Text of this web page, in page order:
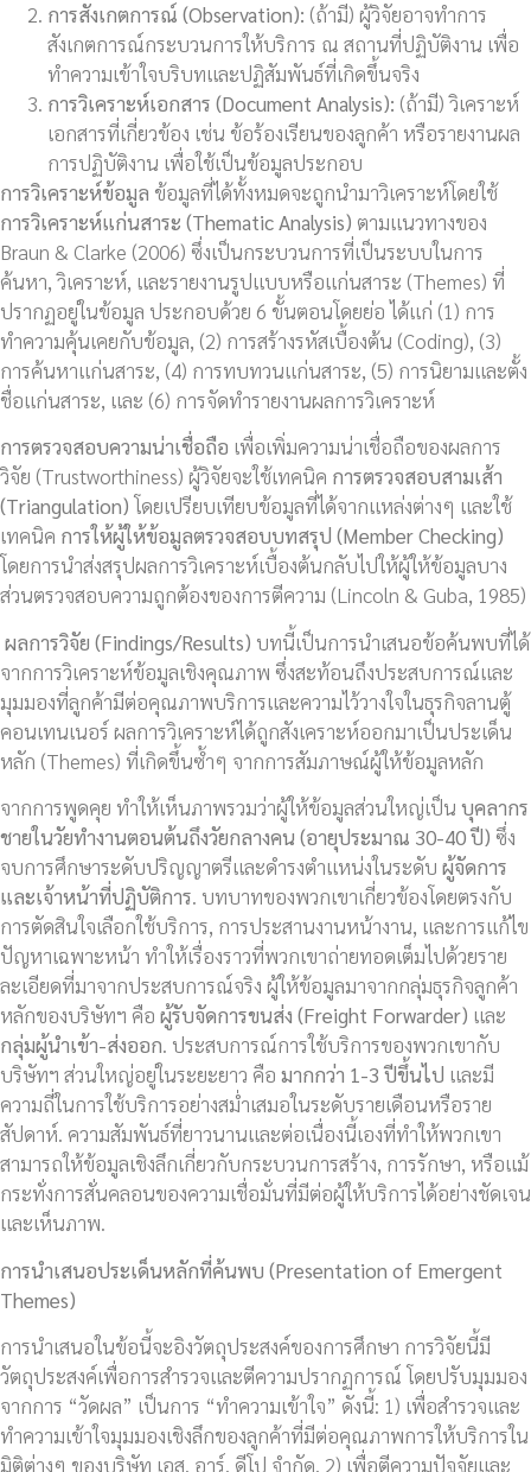
การสังเกตการณ์ (Observation): (ถ้ามี) ผู้วิจัยอาจทำการ
สังเกตการณ์กระบวนการให้บริการ ณ สถานที่ปฏิบัติงาน เพื่อ
ทำความเข้าใจบริบทและปฏิสัมพันธ์ที่เกิดขึ้นจริง
การวิเคราะห์เอกสาร (Document Analysis): (ถ้ามี) วิเคราะห์
เอกสารที่เกี่ยวข้อง เช่น ข้อร้องเรียนของลูกค้า หรือรายงานผล
การปฏิบัติงาน เพื่อใช้เป็นข้อมูลประกอบ
การวิเคราะห์ข้อมูล ข้อมูลที่ได้ทั้งหมดจะถูกนำมาวิเคราะห์โดยใช้
การวิเคราะห์แก่นสาระ (Thematic Analysis) ตามแนวทางของ
Braun & Clarke (2006) ซึ่งเป็นกระบวนการที่เป็นระบบในการ
ค้นหา, วิเคราะห์, และรายงานรูปแบบหรือแก่นสาระ (Themes) ที่
ปรากฏอยู่ในข้อมูล ประกอบด้วย 6 ขั้นตอนโดยย่อ ได้แก่ (1) การ
ทำความคุ้นเคยกับข้อมูล, (2) การสร้างรหัสเบื้องต้น (Coding), (3)
การค้นหาแก่นสาระ, (4) การทบทวนแก่นสาระ, (5) การนิยามและตั้ง
ชื่อแก่นสาระ, และ (6) การจัดทำรายงานผลการวิเคราะห์
การตรวจสอบความน่าเชื่อถือ เพื่อเพิ่มความน่าเชื่อถือของผลการ
วิจัย (Trustworthiness) ผู้วิจัยจะใช้เทคนิค การตรวจสอบสามเส้า
(Triangulation) โดยเปรียบเทียบข้อมูลที่ได้จากแหล่งต่างๆ และใช้
เทคนิค การให้ผู้ให้ข้อมูลตรวจสอบบทสรุป (Member Checking)
โดยการนำส่งสรุปผลการวิเคราะห์เบื้องต้นกลับไปให้ผู้ให้ข้อมูลบาง
ส่วนตรวจสอบความถูกต้องของการตีความ (Lincoln & Guba, 1985)
ผลการวิจัย (Findings/Results) บทนี้เป็นการนำเสนอข้อค้นพบที่ได้
จากการวิเคราะห์ข้อมูลเชิงคุณภาพ ซึ่งสะท้อนถึงประสบการณ์และ
มุมมองที่ลูกค้ามีต่อคุณภาพบริการและความไว้วางใจในธุรกิจลานตู้
คอนเทนเนอร์ ผลการวิเคราะห์ได้ถูกสังเคราะห์ออกมาเป็นประเด็น
หลัก (Themes) ที่เกิดขึ้นซ้ำๆ จากการสัมภาษณ์ผู้ให้ข้อมูลหลัก
จากการพูดคุย ทำให้เห็นภาพรวมว่าผู้ให้ข้อมูลส่วนใหญ่เป็น บุคลากร
ชายในวัยทำงานตอนต้นถึงวัยกลางคน (อายุประมาณ 30-40 ปี) ซึ่ง
จบการศึกษาระดับปริญญาตรีและดำรงตำแหน่งในระดับ ผู้จัดการ
และเจ้าหน้าที่ปฏิบัติการ. บทบาทของพวกเขาเกี่ยวข้องโดยตรงกับ
การตัดสินใจเลือกใช้บริการ, การประสานงานหน้างาน, และการแก้ไข
ปัญหาเฉพาะหน้า ทำให้เรื่องราวที่พวกเขาถ่ายทอดเต็มไปด้วยราย
ละเอียดที่มาจากประสบการณ์จริง ผู้ให้ข้อมูลมาจากกลุ่มธุรกิจลูกค้า
หลักของบริษัทฯ คือ ผู้รับจัดการขนส่ง (Freight Forwarder) และ
กลุ่มผู้นำเข้า-ส่งออก. ประสบการณ์การใช้บริการของพวกเขากับ
บริษัทฯ ส่วนใหญ่อยู่ในระยะยาว คือ มากกว่า 1-3 ปีขึ้นไป และมี
ความถี่ในการใช้บริการอย่างสม่ำเสมอในระดับรายเดือนหรือราย
สัปดาห์. ความสัมพันธ์ที่ยาวนานและต่อเนื่องนี้เองที่ทำให้พวกเขา
สามารถให้ข้อมูลเชิงลึกเกี่ยวกับกระบวนการสร้าง, การรักษา, หรือแม้
กระทั่งการสั่นคลอนของความเชื่อมั่นที่มีต่อผู้ให้บริการได้อย่างชัดเจน
และเห็นภาพ.
การนำเสนอประเด็นหลักที่ค้นพบ (Presentation of Emergent
Themes)
การนำเสนอในข้อนี้จะอิงวัตถุประสงค์ของการศึกษา การวิจัยนี้มี
วัตถุประสงค์เพื่อการสำรวจและตีความปรากฏการณ์ โดยปรับมุมมอง
จากการ “วัดผล” เป็นการ “ทำความเข้าใจ” ดังนี้: 1) เพื่อสำรวจและ
ทำความเข้าใจมุมมองเชิงลึกของลูกค้าที่มีต่อคุณภาพการให้บริการใน
มิติต่างๆ ของบริษัท เอส. อาร์. ดีโป จำกัด. 2) เพื่อตีความปัจจัยและ